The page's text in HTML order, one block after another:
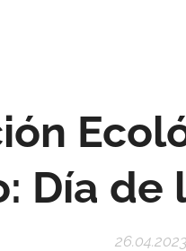
Día de
26.04.2023